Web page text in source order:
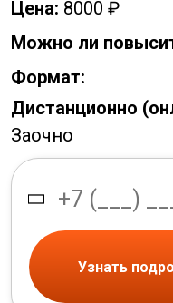
Цена: 8000 ₽
Можно ли
Формат:
Дистанционно
Заочно
Узнать